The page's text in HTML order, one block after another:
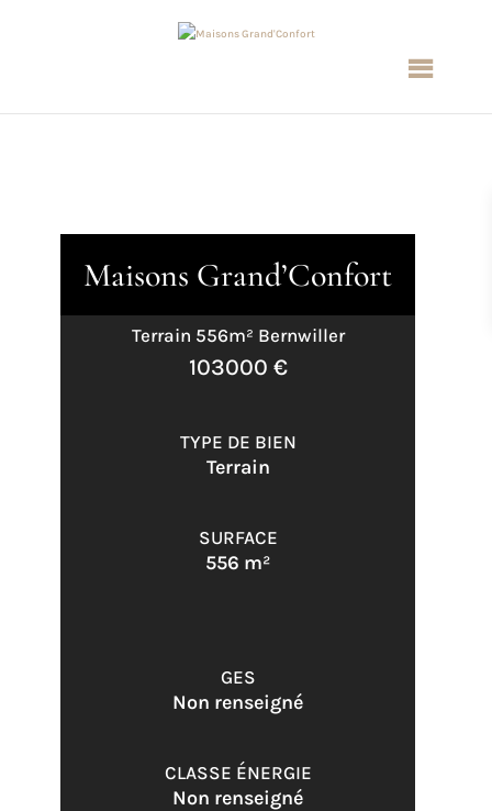
Maisons Grand’Confort
Terrain 556m² Bernwiller
103000 €
TYPE DE BIEN
Terrain
SURFACE
556 m²
GES
Non renseigné
CLASSE ÉNERGIE
Non renseigné